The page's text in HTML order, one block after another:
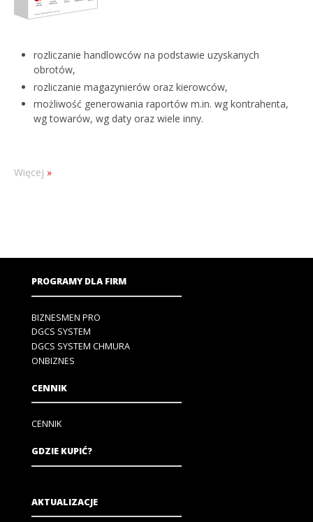
rozliczanie handlowców na podstawie uzyskanych
obrotów,
rozliczanie magazynierów oraz kierowców,
możliwość generowania raportów m.in. wg kontrahenta,
wg towarów, wg daty oraz wiele inny.
Więcej
PROGRAMY DLA FIRM
BIZNESMEN PRO
DGCS SYSTEM
DGCS SYSTEM CHMURA
ONBIZNES
CENNIK
CENNIK
GDZIE KUPIĆ?
AKTUALIZACJE